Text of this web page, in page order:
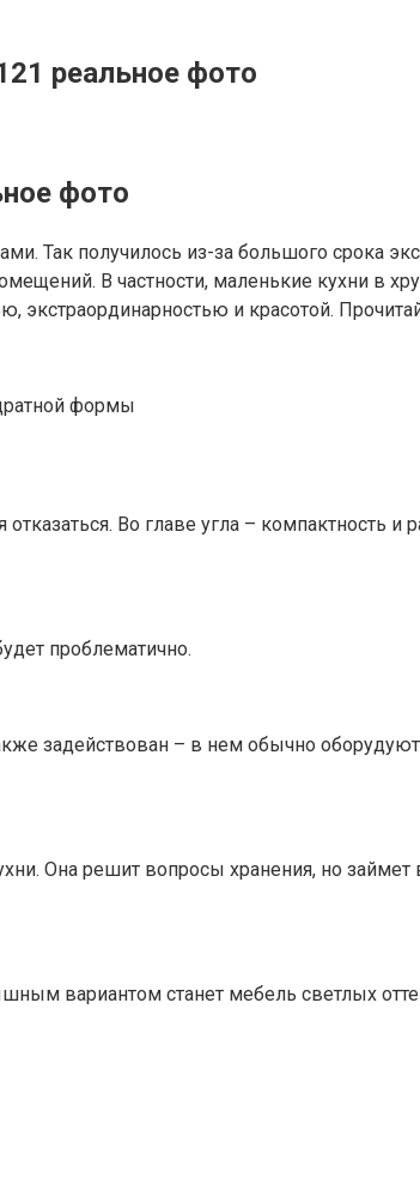
реальное фото
фото
Так получилось из-за большого срока
В частности, маленькие кухни в
и красотой.
формы
Во главе угла – компактность
проблематично.
задействован – в нем обычно
Она решит вопросы хранения, но займет
вариантом станет мебель светлых